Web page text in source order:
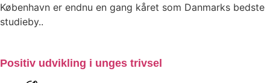
København er endnu en gang kåret som Danmarks bedste
studieby..
Positiv udvikling i unges trivsel